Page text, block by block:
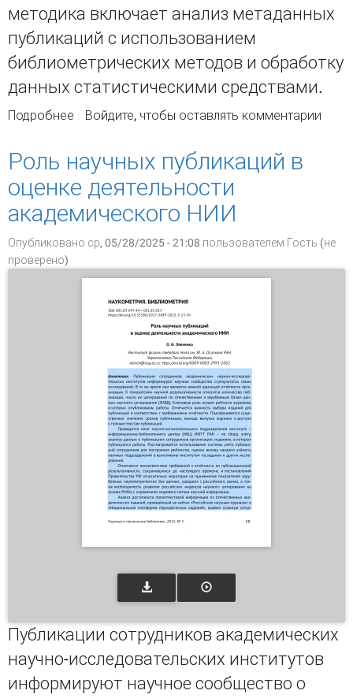
методика включает анализ метаданных
публикаций с использованием
библиометрических методов и обработку
данных статистическими средствами.
Подробнее о Научное наследие: библиометрическое
Войдите, чтобы оставлять комментарии
Роль научных публикаций в
оценке деятельности
академического НИИ
Опубликовано ср, 05/28/2025 - 21:08 пользователем Гость (не
проверено)
Публикации сотрудников академических
научно-исследовательских институтов
информируют научное сообщество о